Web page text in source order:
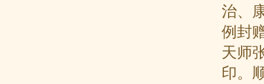
治、
例封
天师
印。